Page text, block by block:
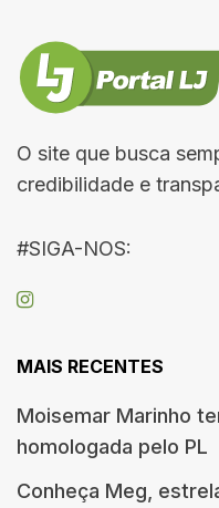
O site que busca
credibilidade e
#SIGA-NOS:
MAIS RECENTES
Moisemar Marinho
homologada pelo PL
Conheça Meg,